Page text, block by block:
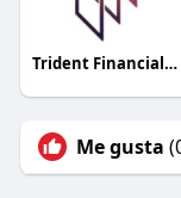
Trident Financial Group
Me gusta